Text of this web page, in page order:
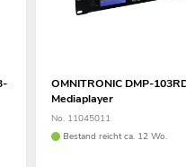
OMNITRONIC DMP-
Mediaplayer
No. 11045011
Bestand reicht ca. 12 Wo.